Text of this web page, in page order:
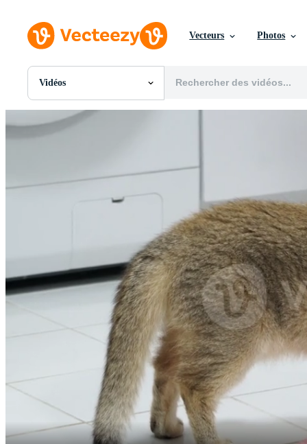
Vecteurs Photos
Vidéos
Toutes Images
Photos
Vecteurs
Événements Éditoriaux